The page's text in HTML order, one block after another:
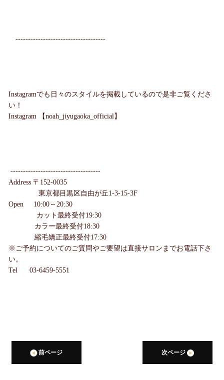
------------------------------------
Instagramでも日々のスタイルを掲載しているので是非ご覧くださ
い！
Instagram 【noah_jiyugaoka_official】
------------------------------------
Address 〒152-0035
東京都目黒区自由が丘1-3-15-3F
Open 10:00～20:30
カット最終受付19:30
カラー最終受付18:30
縮毛矯正最終受付17:30
※ご予約についてのご質問やご要望は直接サロンまでお電話下さ
い。
Tel 03-6459-5551
前ページ 次ページ